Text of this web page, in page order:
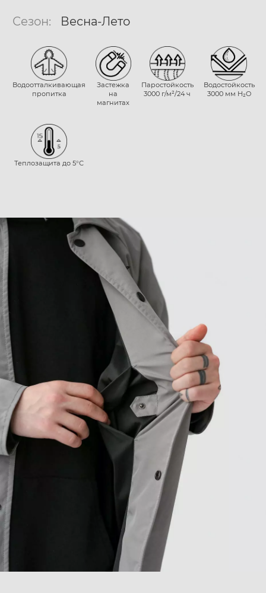
Сезон: Весна-Лето
Водоотталкивающая
пропитка
Застежка
на
магнитах
Паростойкость
3000 г/м²/24 ч
Водостойкость
3000 мм H₂O
Теплозащита до 5°С